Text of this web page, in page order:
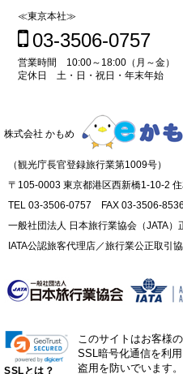
≪東京本社≫
03-3506-0757
営業時間 10:00～18:00（月～金）
定休日 土・日・祝日・年末年始
株式会社 かもめ
（観光庁長官登録旅行業第1009号）
〒105-0003 東京都港区西新橋1-10-2
TEL 03-3506-0757 FAX 03-3506-8536
一般社団法人 日本旅行業協会（JATA）
IATA公認旅客代理店／旅行業公正取引
SSLとは？
このサイトはお客様
SSL暗号化通信を利
盗用を防いでいます。